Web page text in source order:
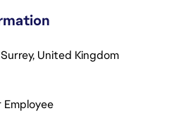
United Kingdom
Employee